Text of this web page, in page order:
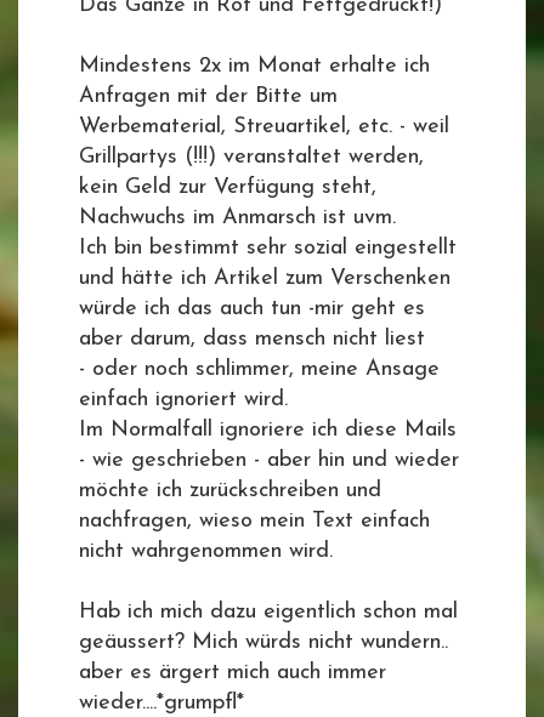
Das Ganze in Rot und Fettgedruckt!)
Mindestens 2x im Monat erhalte ich
Anfragen mit der Bitte um
Werbematerial, Streuartikel, etc. - weil
Grillpartys (!!!) veranstaltet werden,
kein Geld zur Verfügung steht,
Nachwuchs im Anmarsch ist uvm.
Ich bin bestimmt sehr sozial eingestellt
und hätte ich Artikel zum Verschenken
würde ich das auch tun -mir geht es
aber darum, dass mensch nicht liest
- oder noch schlimmer, meine Ansage
einfach ignoriert wird.
Im Normalfall ignoriere ich diese Mails
- wie geschrieben - aber hin und wieder
möchte ich zurückschreiben und
nachfragen, wieso mein Text einfach
nicht wahrgenommen wird.
Hab ich mich dazu eigentlich schon mal
geäussert? Mich würds nicht wundern..
aber es ärgert mich auch immer
wieder....*grumpfl*